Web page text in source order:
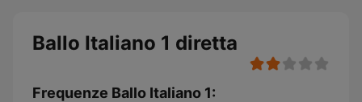
Ballo Italiano 1 diretta
Frequenze Ballo Italiano 1: